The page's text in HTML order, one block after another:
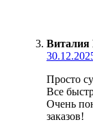
Просто
Все
Очень
заказов!